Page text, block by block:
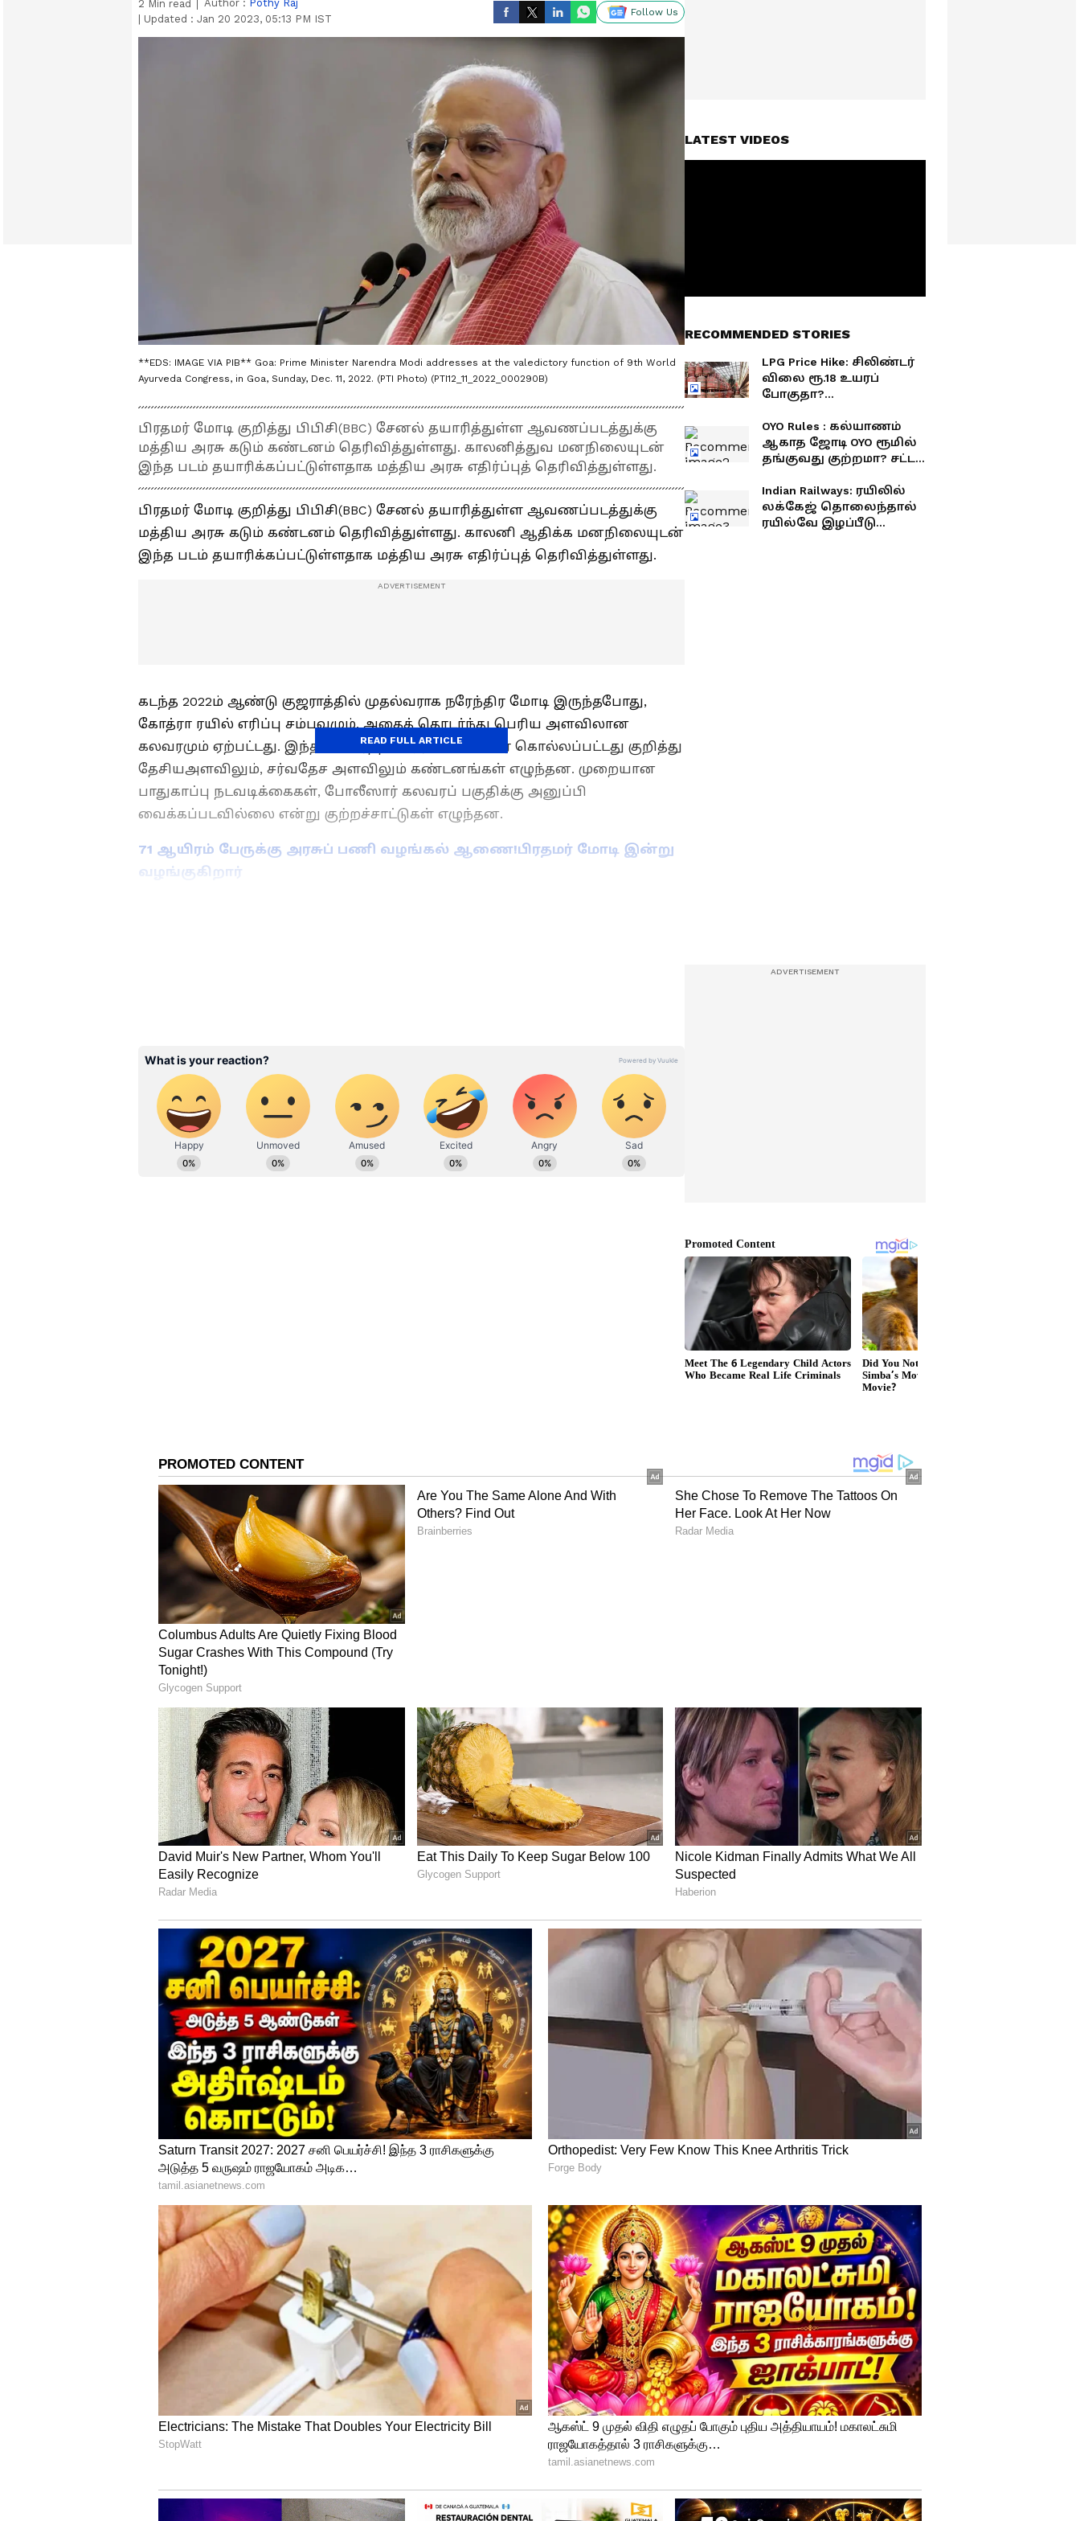
2 Min read Author : Pothy Raj
Updated : Jan 20 2023, 05:13 PM IST
Follow Us
**EDS: IMAGE VIA PIB** Goa: Prime Minister Narendra Modi addresses at the valedictory function of 9th World
Ayurveda Congress, in Goa, Sunday, Dec. 11, 2022. (PTI Photo) (PTI12_11_2022_000290B)
பிரதமர் மோடி குறித்து பிபிசி(BBC) சேனல் தயாரித்துள்ள ஆவணப்படத்துக்கு
மத்திய அரசு கடும் கண்டனம் தெரிவித்துள்ளது. காலனித்துவ மனநிலையுடன்
இந்த படம் தயாரிக்கப்பட்டுள்ளதாக மத்திய அரசு எதிர்ப்புத் தெரிவித்துள்ளது.
பிரதமர் மோடி குறித்து பிபிசி(BBC) சேனல் தயாரித்துள்ள ஆவணப்படத்துக்கு
மத்திய அரசு கடும் கண்டனம் தெரிவித்துள்ளது. காலனி ஆதிக்க மனநிலையுடன்
இந்த படம் தயாரிக்கப்பட்டுள்ளதாக மத்திய அரசு எதிர்ப்புத் தெரிவித்துள்ளது.
கடந்த 2022ம் ஆண்டு குஜராத்தில் முதல்வராக நரேந்திர மோடி இருந்தபோது,
கோத்ரா ரயில் எரிப்பு சம்பவமும், அதைத் தொடர்ந்து பெரிய அளவிலான
கலவரமும் ஏற்பட்டது. இந்த கலவரத்தில் ஏராளமானோர் கொல்லப்பட்டது குறித்து
தேசியஅளவிலும், சர்வதேச அளவிலும் கண்டனங்கள் எழுந்தன. முறையான
பாதுகாப்பு நடவடிக்கைகள், போலீஸார் கலவரப் பகுதிக்கு அனுப்பி
வைக்கப்படவில்லை என்று குற்றச்சாட்டுகள் எழுந்தன.
71 ஆயிரம் பேருக்கு அரசுப் பணி வழங்கல் ஆணை!பிரதமர் மோடி இன்று
வழங்குகிறார்
இந்நிலையில் பிபிசி சேனல், பிரதமர் மோடி குறித்து “ India:The Modi Question”
என்ற ஆவணப்படத்தை தயாரித்துள்ளது. இந்த ஆவணப்படம் இரு பகுதிகளாக
எடுக்கப்பட்டுள்ளது. முதல்பகுதி படம் கடந்த செவ்வாய்கிழமை வெளியானது.
இந்த ஆவணப்படம் வெளியானதில் இருந்து பிரிட்டன் நாடாளுமன்றத்தில்
சர்ச்சையை கிளப்பியுள்ளது.
கோத்ரா கலவரத்தில் சிறுபான்மையினர்களை பாதுகாக்க அப்போது இருந்த
பாஜக அரசும், குஜராத் காவல் துறையும் தவறிவிட்டது என்று கோத்ரா கலவரம்
குறித்து விசாரித்த பிரிட்டன் எம்.பி.க்கள் குழு இந்த ஆவணப்படத்தில்
தளத்தில் வெளியிடப்பட்ட நிலையில் கடும் சர்ச்சையை ஏற்படுத்தியத் தொடர்ந்து
உடனடியாக நீக்கப்பட்டது.
இந்த ஆவணப்படத்தை பாகிஸ்தானைப் பூர்வீகமாகக் கொண்ட பிரிட்டன் எம்.பி.
இம்ரான் ஹூசைன் எடுத்துள்ளார். 2022 கோத்ரா கலவரம் என்பது இன அழிப்பு
என்று அவர் விமர்சித்துள்ளார்.
சிஆர்பிஎப் வீரர்களுக்கு புதிய கட்டுப்பாடு: புதிய வழிகாட்டி விதிகள்
வெளியிட்டு எச்சரிக்கை
பிரிட்டனில் 20020ல் பிரதமராக இருந்த டோனி பிளேர் தலைமையில் இருந்த
அமைச்சர்கள் குழு குஜராத் கலவரம் குறித்து தன்னிச்சையாக விசாரணை
நடத்தியது. இந்த கலவரத்தில் இந்தியாவை பூர்வீமாகக் கொண்ட பிரிட்டன் வாழ்
இந்தியர்கள் உயிரிழந்தனர் என்பதால் விசாரணை நடத்தப்பட்டது.
இந்த ஆவணப்படத்தில் பிரிட்டன் முன்னாள் வெளியுறவு அமைச்சர் ஜேக் ஸ்ட்ரா
கூறுகையில் “ குஜராத்தில் அப்போது முதல்வராக இருந்த மோடி மீது தீவிரமான
குற்றச்சாட்டு இருக்கிறது. கலவரத்தை அடக்க போலீஸை அனுப்புவதில்
தாமப்படுத்தி, தந்திரமாக இந்து தீவிரஅமைப்பினரை தூண்டிவிட்டுள்ளார்” எனக்
குற்றம்சாட்டியுள்ளார்.
READ FULL ARTICLE
LATEST VIDEOS
RECOMMENDED STORIES
LPG Price Hike: சிலிண்டர்
விலை ரூ.18 உயரப்
போகுதா?
அடுத்த ஷாக்!
OYO Rules : கல்யாணம்
ஆகாத ஜோடி OYO ரூமில்
தங்குவது குற்றமா? சட்டம்
Indian Railways: ரயிலில்
லக்கேஜ் தொலைந்தால்
ரயில்வே இழப்பீடு